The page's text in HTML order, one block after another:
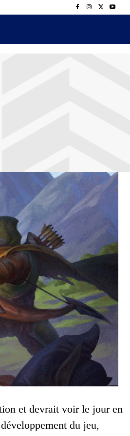
et devrait voir le jour en
du jeu,